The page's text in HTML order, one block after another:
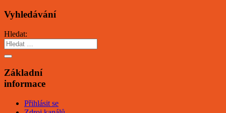
Vyhledávání
Hledat:
Základní
informace
Přihlásit se